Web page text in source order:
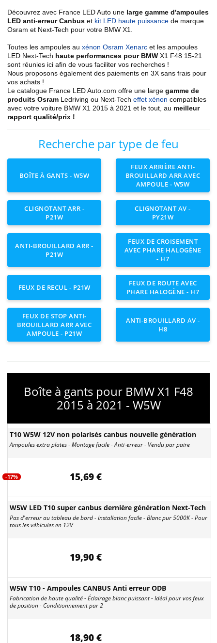
Découvrez avec France LED Auto une large gamme d'ampoules
LED anti-erreur Canbus et kit LED haute puissance de marque
Osram et Next-Tech pour votre BMW X1
Toutes les ampoules au xénon Osram Xenarc et les ampoules
LED Next-Tech haute performances pour BMW X1 F48 15-21
sont réunies ici afin de vous faciliter vos recherches !
Nous proposons également des paiements en 3X sans frais pour
vos achats !
Le catalogue France LED Auto.com offre une large gamme de
produits Osram Ledriving ou Next-Tech effet xénon compatibles
avec votre voiture BMW X1 2015 à 2021 et le tout, au meilleur
rapport qualité/prix !
Recherche par type de feu
BOÎTE À GANTS - W5W
FEUX ARRIÈRE ANTI-
BROUILLARD ARR AVEC
AMPOULE - W5W
CLIGNOTANT ARR -
P21W
CLIGNOTANT AV -
PY21W
ANTI-BROUILLARD ARR -
P21W
FEUX DE CROISEMENT
AVEC PHARE HALOGÈNE
- H7
FEUX DE RECUL - P21W
FEUX DE ROUTE AVEC
PHARE HALOGÈNE - H7
FEUX DE STOP ANTI-
BROUILLARD ARR AVEC
AMPOULE - P21W
ANTI-BROUILLARD AV -
H8
Boîte à gants pour BMW X1 F48
2015 à 2021 - W5W
T10 W5W 12V non polarisés canbus nouvelle génération
Ampoules extra plates - Montage facile - Anti-erreur - Vendu par paire
-17% 15,69 €
W5W LED T10 super canbus dernière génération Next-Tech
Pas d'erreur au tableau de bord - Installation facile - Blanc pur 5000K - Pour
tous les véhicules en 12V
19,90 €
W5W T10 - Ampoules CANBUS Anti erreur ODB
Fabrication de haute qualité - Éclairage blanc puissant - Idéal pour vos feux
de position - Conditionnement par 2
18,90 €